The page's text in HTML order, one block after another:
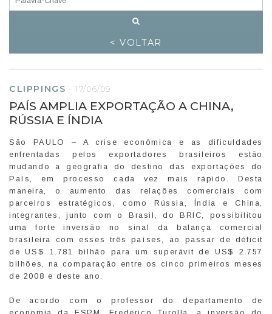
< VOLTAR
CLIPPINGS -17/06/09
PAÍS AMPLIA EXPORTAÇÃO A CHINA,
RÚSSIA E ÍNDIA
São PAULO – A crise econômica e as dificuldades
enfrentadas pelos exportadores brasileiros estão
mudando a geografia do destino das exportações do
País, em processo cada vez mais rápido. Desta
maneira, o aumento das relações comerciais com
parceiros estratégicos, como Rússia, Índia e China,
integrantes, junto com o Brasil, do BRIC, possibilitou
uma forte inversão no sinal da balança comercial
brasileira com esses três países, ao passar de déficit
de US$ 1.781 bilhão para um superávit de US$ 2.757
bilhões, na comparação entre os cinco primeiros meses
de 2008 e deste ano.
De acordo com o professor do departamento de